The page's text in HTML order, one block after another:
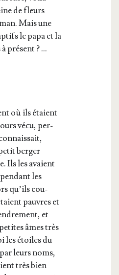
de fleurs
Mais une
le papa et la
présent ? …
où ils étaient
vécu, per­
ber­ger
Ils les avaient
les
qu’ils cou­
pauvres et
et
âmes très
les étoiles du
leurs noms,
très bien